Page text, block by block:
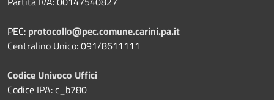
PEC: protocollo@pec.comune.carini.pa.it
Centralino Unico: 091/8611111
Codice Univoco Uffici
Codice IPA: c_b780